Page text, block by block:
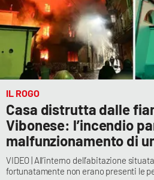
LAC
NETWORK
Lacplay.it
Lactv.it
Laconair.it
Lacitymag.it
IL ROGO
Casa distrutta dalle
Vibonese: l’incendio
malfunzionamento di
VIDEO | All’interno dell’abitazione
fortunatamente non erano presenti le